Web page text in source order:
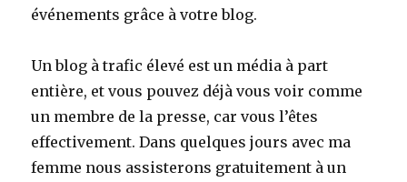
événements grâce à votre blog.
Un blog à trafic élevé est un média à part
entière, et vous pouvez déjà vous voir comme
un membre de la presse, car vous l’êtes
effectivement. Dans quelques jours avec ma
femme nous assisterons gratuitement à un